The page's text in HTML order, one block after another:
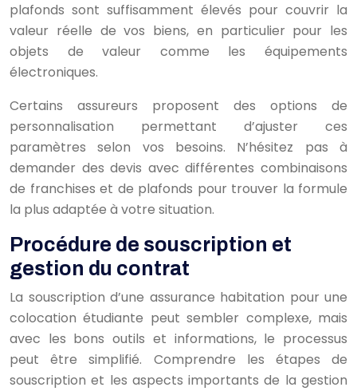
plafonds sont suffisamment élevés pour couvrir la
valeur réelle de vos biens, en particulier pour les
objets de valeur comme les équipements
électroniques.
Certains assureurs proposent des options de
personnalisation permettant d’ajuster ces
paramètres selon vos besoins. N’hésitez pas à
demander des devis avec différentes combinaisons
de franchises et de plafonds pour trouver la formule
la plus adaptée à votre situation.
Procédure de souscription et
gestion du contrat
La souscription d’une assurance habitation pour une
colocation étudiante peut sembler complexe, mais
avec les bons outils et informations, le processus
peut être simplifié. Comprendre les étapes de
souscription et les aspects importants de la gestion